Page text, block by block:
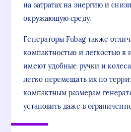
на затратах на энергию и
окружающую среду.
Генераторы Fubag также
компактностью и легкостью в
имеют удобные ручки и
легко перемещать их по
компактным размерам
установить даже в